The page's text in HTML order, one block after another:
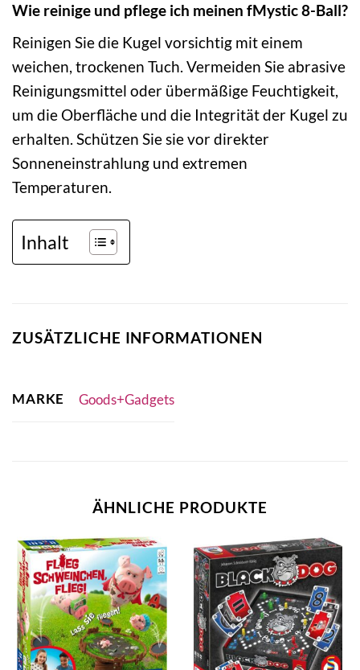
Wie reinige und pflege ich meinen fMystic 8-Ball?
Reinigen Sie die Kugel vorsichtig mit einem
weichen, trockenen Tuch. Vermeiden Sie abrasive
Reinigungsmittel oder übermäßige Feuchtigkeit,
um die Oberfläche und die Integrität der Kugel zu
erhalten. Schützen Sie sie vor direkter
Sonneneinstrahlung und extremen
Temperaturen.
Inhalt
ZUSÄTZLICHE INFORMATIONEN
MARKE Goods+Gadgets
ÄHNLICHE PRODUKTE